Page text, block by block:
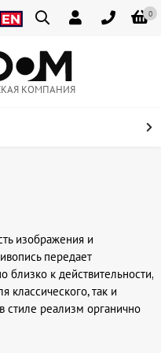
0
КОМПАНИЯ
изображения и
передает
близко к действительности,
классического, так и
стиле реализм органично
спальню. В галерее
работы, которые